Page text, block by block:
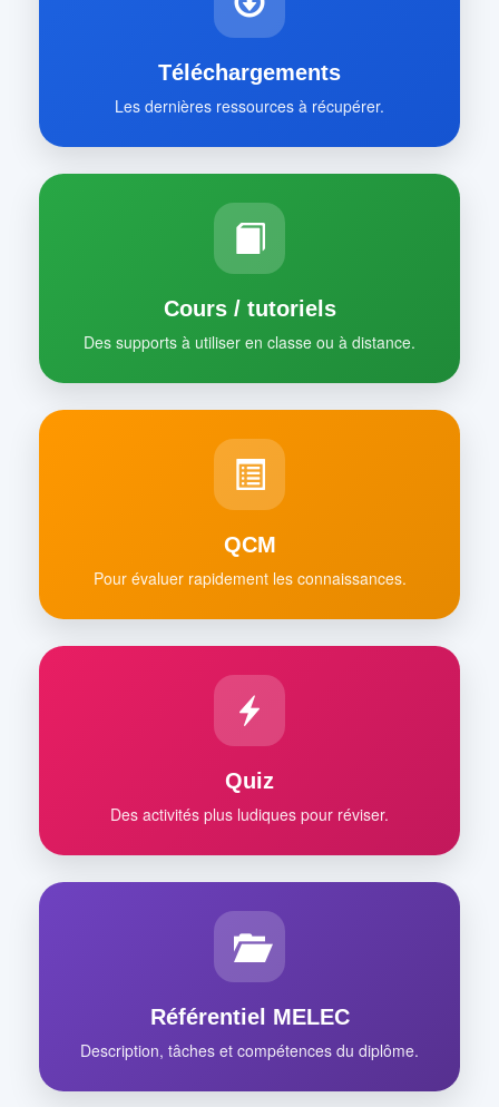
Téléchargements
Les dernières ressources à récupérer.
Cours / tutoriels
Des supports à utiliser en classe ou à distance.
QCM
Pour évaluer rapidement les connaissances.
Quiz
Des activités plus ludiques pour réviser.
Référentiel MELEC
Description, tâches et compétences du diplôme.